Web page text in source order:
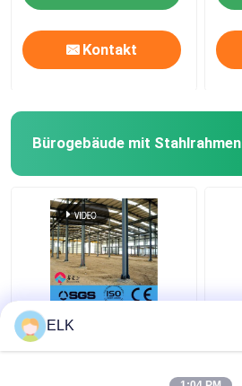
Kontakt
Bürogebäude mit Stahlrahmen
Warmgewalzte
Stahlrahmen-
Nachhaltig Recycelbar
ELK